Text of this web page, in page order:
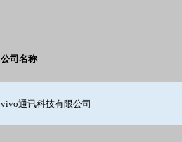
公司名称
vivo通讯科技有限公司